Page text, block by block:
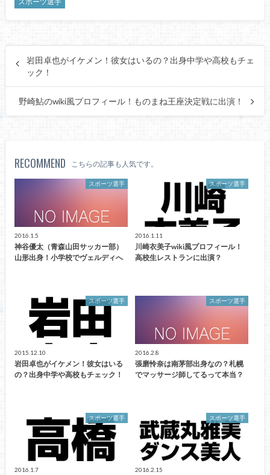
岩田卓也がイケメン！彼女はいるの？出身中学や高校もチェ
ック！
野崎鮎のwiki風プロフィール！ものまね王座決定戦に出演！
RECOMMEND こちらの記事も人気です。
スポーツ選手
2016.1.5
神谷優太（青森山田サッカー部）
山形出身！小学校でヴェルディへ
スポーツ選手
2016.1.11
川崎衣美子wiki風プロフィール！
高校生レストランに出演？
スポーツ選手
2015.12.10
岩田卓也がイケメン！彼女はいる
の？出身中学や高校もチェック！
スポーツ選手
2016.2.8
張磨怜奈は南茅部出身なの？札幌
でマッサージ師してるって本当？
スポーツ選手
2016.1.7
スポーツ選手
2016.2.15